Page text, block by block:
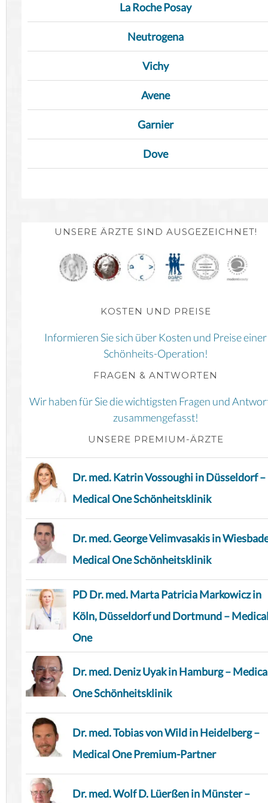
La Roche Posay
Neutrogena
Vichy
Avene
Garnier
Dove
UNSERE ÄRZTE SIND AUSGEZEICHNET!
KOSTEN UND PREISE
Informieren Sie sich über Kosten und Preise einer
Schönheits-Operation!
FRAGEN & ANTWORTEN
Wir haben für Sie die wichtigsten Fragen und
zusammengefasst!
UNSERE PREMIUM-ÄRZTE
Dr. med. Katrin Vossoughi in Düsseldorf –
Medical One Schönheitsklinik
Dr. med. George Velimvasakis in
Medical One Schönheitsklinik
PD Dr. med. Marta Patricia Markowicz in
Köln, Düsseldorf und Dortmund –
One
Dr. med. Deniz Uyak in Hamburg –
One Schönheitsklinik
Dr. med. Tobias von Wild in Heidelberg –
Medical One Premium-Partner
Dr. med. Wolf D. Lüerßen in Münster –